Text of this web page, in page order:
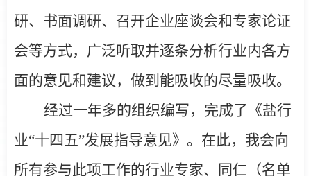
研、书面调研、召开企业座谈会和专家论证
会等方式，广泛听取并逐条分析行业内各方
面的意见和建议，做到能吸收的尽量吸收。
经过一年多的组织编写，完成了《盐行
业“十四五”发展指导意见》。在此，我会向
所有参与此项工作的行业专家、同仁（名单